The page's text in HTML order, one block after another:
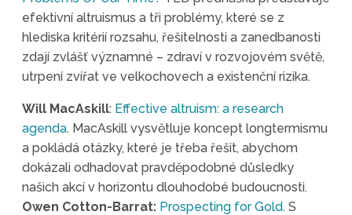
efektivní altruismus a tři problémy, které se z
hlediska kritérií rozsahu, řešitelnosti a zanedbanosti
zdají zvlášť významné – zdraví v rozvojovém světě,
utrpení zvířat ve velkochovech a existenční rizika.
Will MacAskill: Effective altruism: a research
agenda. MacAskill vysvětluje koncept longtermismu
a pokládá otázky, které je třeba řešit, abychom
dokázali odhadovat pravděpodobné důsledky
našich akcí v horizontu dlouhodobé budoucnosti.
Owen Cotton-Barrat: Prospecting for Gold. S